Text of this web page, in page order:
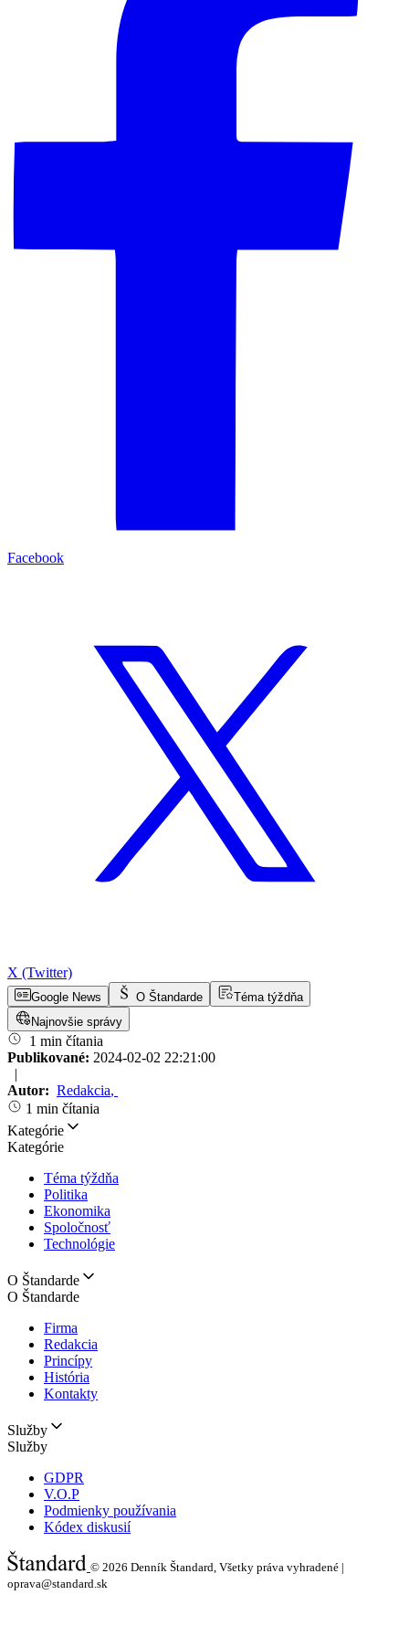
Facebook
X (Twitter)
Google News O Štandarde
Téma týždňa
Najnovšie správy
1 min čítania
Publikované: 2024-02-02 22:21:00
|
Autor: Redakcia,
1 min čítania
Kategórie
Kategórie
Téma týždňa
Politika
Ekonomika
Spoločnosť
Technológie
O Štandarde
O Štandarde
Firma
Redakcia
Princípy
História
Kontakty
Služby
Služby
GDPR
V.O.P
Podmienky používania
Kódex diskusií
© 2026 Denník Štandard, Všetky práva vyhradené |
oprava@standard.sk